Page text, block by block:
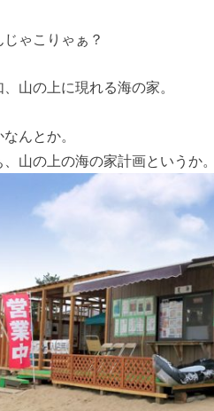
じゃこりゃぁ？
、山の上に現れる海の家。
なんとか。
、山の上の海の家計画というか。